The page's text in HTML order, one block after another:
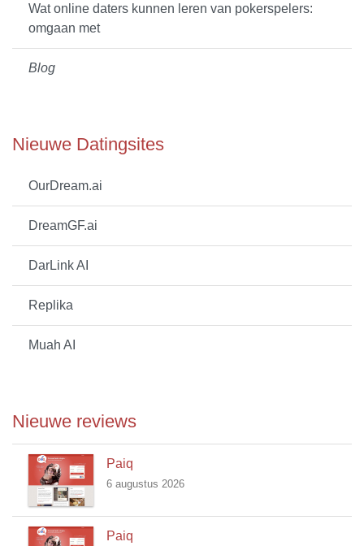
Wat online daters kunnen leren van pokerspelers:
omgaan met
Blog
Nieuwe Datingsites
OurDream.ai
DreamGF.ai
DarLink AI
Replika
Muah AI
Nieuwe reviews
Paiq
6 augustus 2026
Paiq